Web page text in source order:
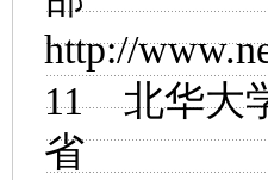
http://
11北华大
省